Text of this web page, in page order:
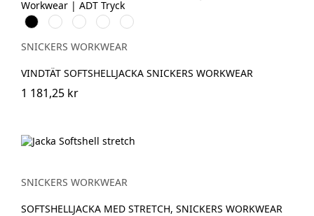
Svart Vit StålgråMarinblåKhakigrön
SNICKERS WORKWEAR
VINDTÄT SOFTSHELLJACKA SNICKERS WORKWEAR
1 181,25 kr
SNICKERS WORKWEAR
SOFTSHELLJACKA MED STRETCH, SNICKERS WORKWEAR